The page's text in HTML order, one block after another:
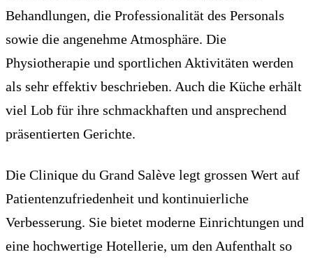
Behandlungen, die Professionalität des Personals
sowie die angenehme Atmosphäre. Die
Physiotherapie und sportlichen Aktivitäten werden
als sehr effektiv beschrieben. Auch die Küche erhält
viel Lob für ihre schmackhaften und ansprechend
präsentierten Gerichte.
Die Clinique du Grand Salève legt grossen Wert auf
Patientenzufriedenheit und kontinuierliche
Verbesserung. Sie bietet moderne Einrichtungen und
eine hochwertige Hotellerie, um den Aufenthalt so